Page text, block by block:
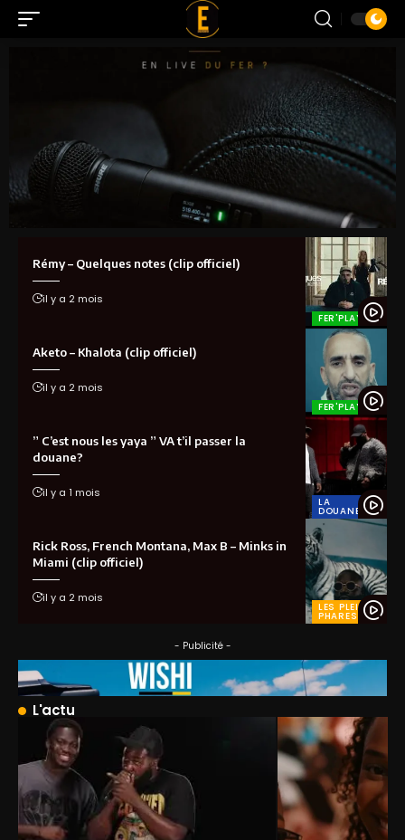
FER'PLAY
Rémy – Quelques notes (clip officiel)
il y a 2 mois
FER'PLAY
Aketo – Khalota (clip officiel)
il y a 2 mois
LA
DOUANE
” C’est nous les yaya ” VA t’il passer la
douane?
il y a 1 mois
LES PLEINS
PHARES
Rick Ross, French Montana, Max B – Minks in
Miami (clip officiel)
il y a 2 mois
- Publicité -
L'actu